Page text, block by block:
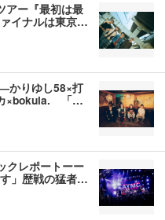
アー『最初は最
イナルは東京…
かりゆし58×打
カ×bokula. 「…
クレポートーー
す」歴戦の猛者…